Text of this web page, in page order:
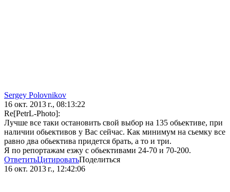
Sergey Polovnikov
16 окт. 2013 г., 08:13:22
Re[PetrL-Photo]:
Лучше все таки остановить свой выбор на 135 обьективе, при
наличии обьективов у Вас сейчас. Как минимум на сьемку все
равно два обьектива придется брать, а то и три.
Я по репортажам езжу с обьективами 24-70 и 70-200.
ОтветитьЦитироватьПоделиться
16 окт. 2013 г., 12:42:06